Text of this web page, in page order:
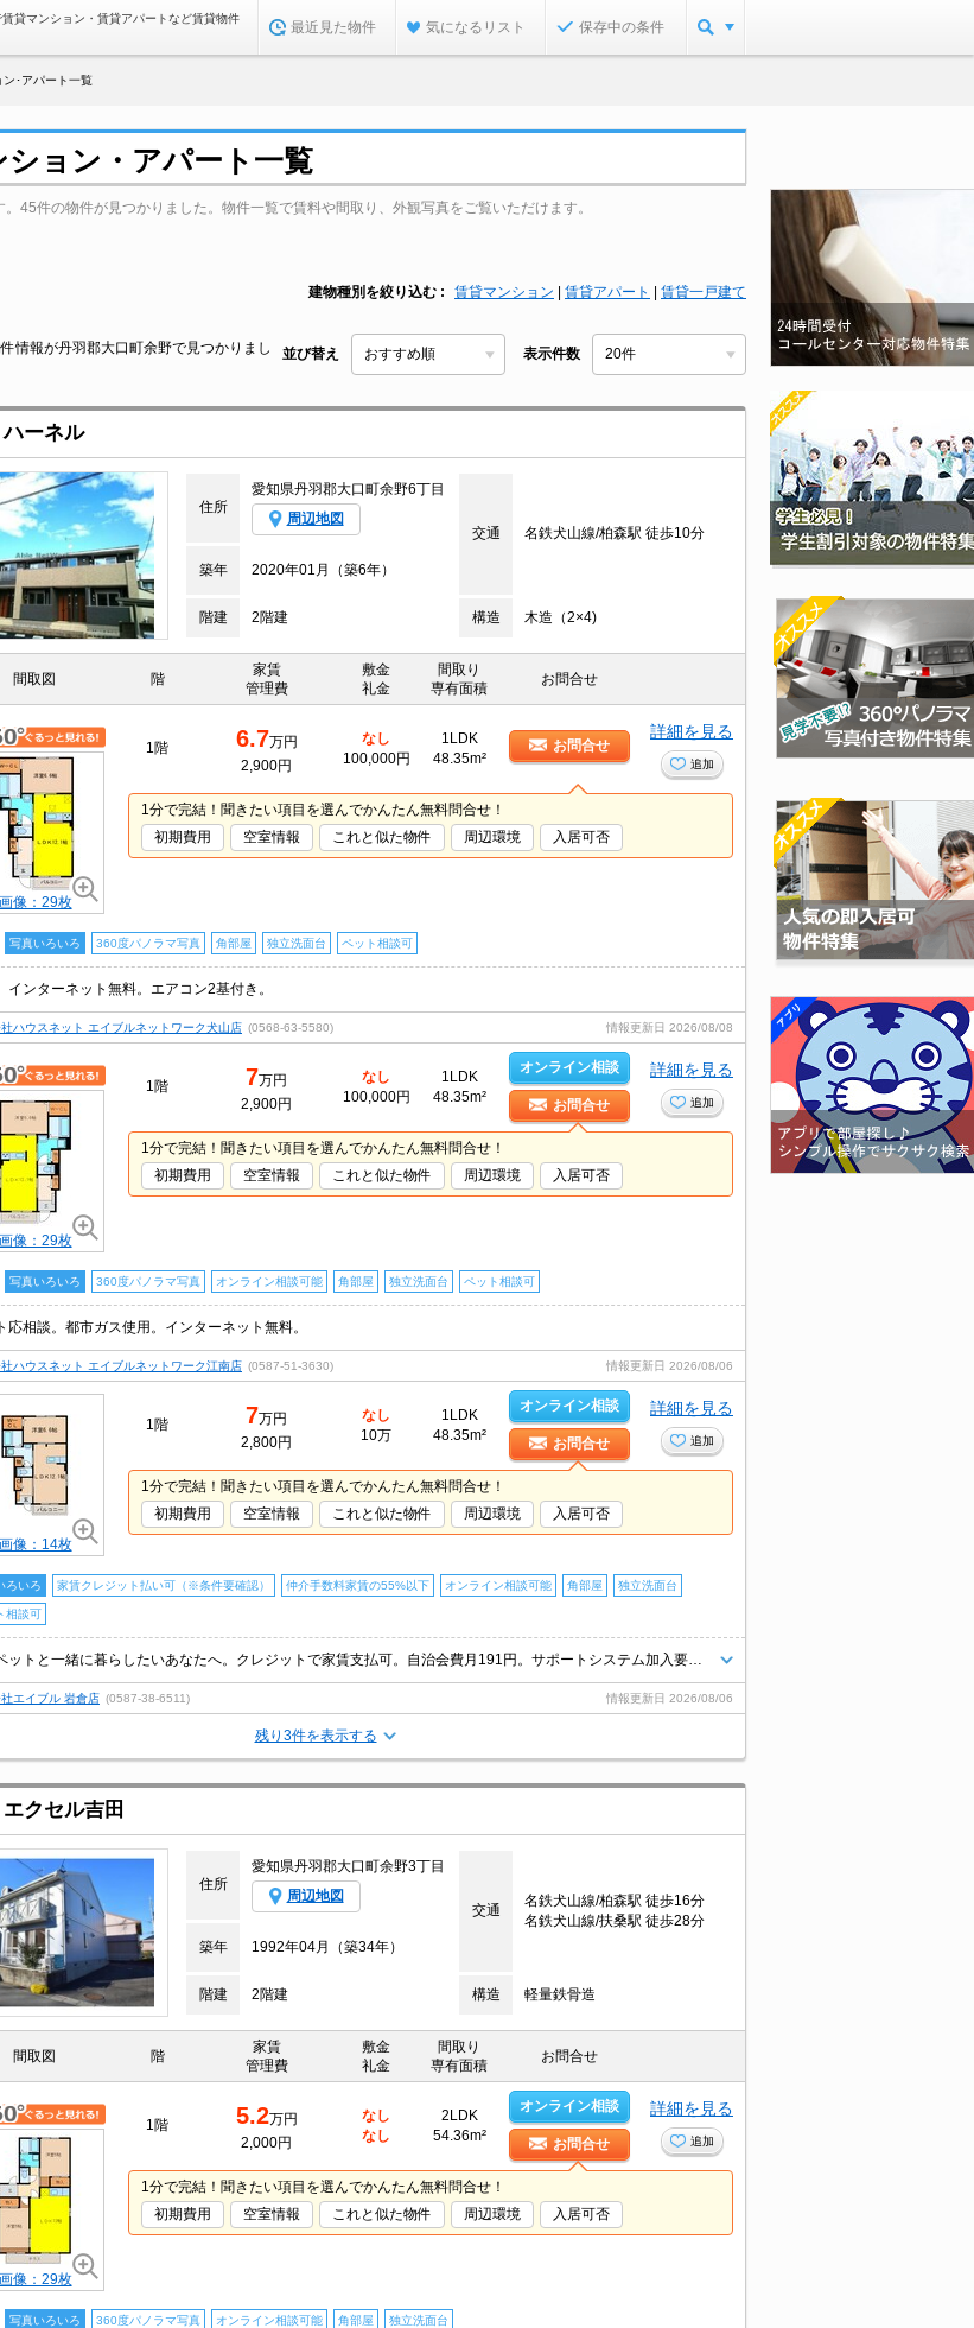
貸マンション・賃貸アパートなど賃貸物件
最近見た物件 気になるリスト 保存中の条件
･アパート一覧
ョン・アパート一覧
45件の物件が見つかりました。物件一覧で賃料や間取り、外観写真をご覧いただけます。
建物種別を絞り込む 賃貸マンション 賃貸アパート 賃貸一戸建て
情報が丹羽郡大口町余野で見つかりまし
並び替え 表示件数
ハーネル
住所
愛知県丹羽郡大口町余野6丁目
周辺地図
交通
名鉄犬山線/柏森駅 徒歩10分
築年 2020年01月（築6年）
階建 2階建 構造 木造（2×4)
間取図 階
家賃
管理費
敷金
礼金
間取り
専有面積
お問合せ
画像：29枚
1階 6.7万円
2,900円
なし
100,000円
1LDK
48.35m²
お問合せ
詳細を見る
追加
1分で完結！聞きたい項目を選んでかんたん無料問合せ！
初期費用
空室情報 これと似た物件 周辺環境 入居可否
写真いろいろ 360度パノラマ写真 角部屋 独立洗面台 ペット相談可
インターネット無料。エアコン2基付き。
ハウスネット エイブルネットワーク犬山店 (0568-63-5580) 情報更新日 2026/08/08
画像：29枚
1階 7万円
2,900円
なし
100,000円
1LDK
48.35m²
オンライン相談
お問合せ
詳細を見る
追加
1分で完結！聞きたい項目を選んでかんたん無料問合せ！
初期費用
空室情報 これと似た物件 周辺環境 入居可否
写真いろいろ 360度パノラマ写真 オンライン相談可能 角部屋 独立洗面台 ペット相談可
応相談。都市ガス使用。インターネット無料。
ハウスネット エイブルネットワーク江南店 (0587-51-3630) 情報更新日 2026/08/06
画像：14枚
1階 7万円
2,800円
なし
10万
1LDK
48.35m²
オンライン相談
お問合せ
詳細を見る
追加
1分で完結！聞きたい項目を選んでかんたん無料問合せ！
初期費用
空室情報 これと似た物件 周辺環境 入居可否
ろいろ 家賃クレジット払い可（※条件要確認） 仲介手数料家賃の55%以下 オンライン相談可能 角部屋 独立洗面台
相談可
エイブル 岩倉店 (0587-38-6511) 情報更新日 2026/08/06
残り3件を表示する
エクセル吉田
住所
愛知県丹羽郡大口町余野3丁目
周辺地図
交通
名鉄犬山線/柏森駅 徒歩16分
名鉄犬山線/扶桑駅 徒歩28分
築年
1992年04月（築34年）
階建 2階建 構造 軽量鉄骨造
間取図 階
家賃
管理費
敷金
礼金
間取り
専有面積
お問合せ
画像：29枚
1階 5.2万円
2,000円
なし
なし
2LDK
54.36m²
オンライン相談
お問合せ
詳細を見る
追加
1分で完結！聞きたい項目を選んでかんたん無料問合せ！
初期費用
空室情報 これと似た物件 周辺環境 入居可否
写真いろいろ 360度パノラマ写真 オンライン相談可能 角部屋 独立洗面台